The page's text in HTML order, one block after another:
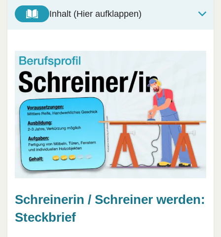
Inhalt (Hier aufklappen)
Schreinerin / Schreiner werden:
Steckbrief